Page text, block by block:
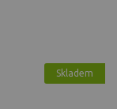
Skladem